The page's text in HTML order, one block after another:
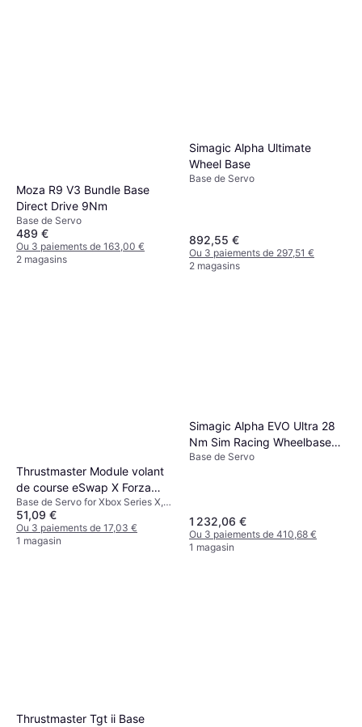
Moza R9 V3 Bundle Base
Direct Drive 9Nm
Base de Servo
489 €
Ou 3 paiements de 163,00 €
2 magasins
Simagic Alpha Ultimate
Wheel Base
Base de Servo
892,55 €
Ou 3 paiements de 297,51 €
2 magasins
Thrustmaster Module volant
de course eSwap X Forza
Horizon 5
Base de Servo for Xbox Series X,
PC, Xbox One
51,09 €
Ou 3 paiements de 17,03 €
1 magasin
Simagic Alpha EVO Ultra 28
Nm Sim Racing Wheelbase
PC
Base de Servo
1 232,06 €
Ou 3 paiements de 410,68 €
1 magasin
Thrustmaster Tgt ii Base